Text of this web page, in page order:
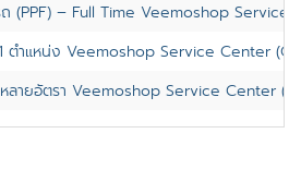
– Full Time Veemoshop Service
ตำแหน่ง Veemoshop Service Center
ลายอัตรา Veemoshop Service Center